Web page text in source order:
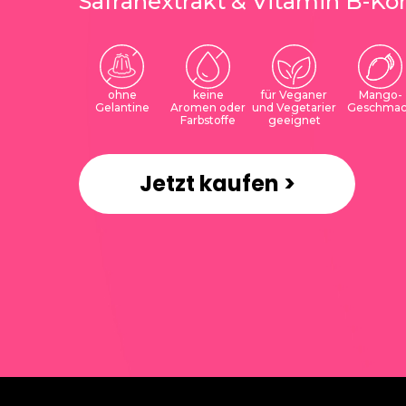
ohne
Gelantine
keine
Aromen oder
Farbstoffe
für Veganer
und Vegetarier
geeignet
Mango-